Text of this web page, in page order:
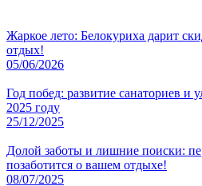
Жаркое лето: Белокуриха дарит
отдых!
05/06/2026
Год побед: развитие санаториев и
2025 году
25/12/2025
Долой заботы и лишние поиски:
позаботится о вашем отдыхе!
08/07/2025